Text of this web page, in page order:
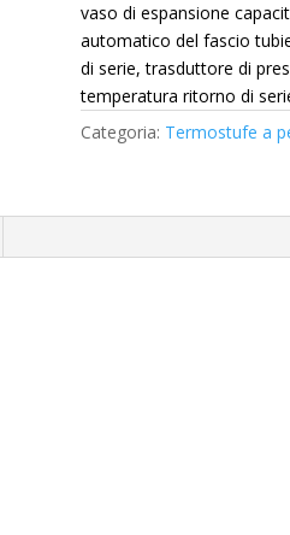
vaso di espansione
automatico del fascio
di serie, trasduttore di
temperatura ritorno di
Categoria: Termostufe a